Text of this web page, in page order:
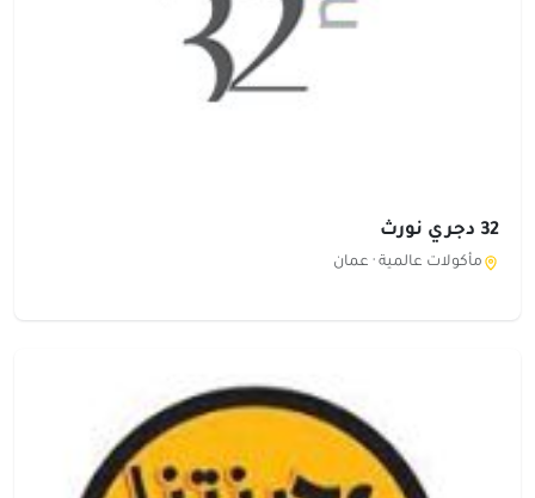
32 دجري نورث
مأكولات عالمية · عمان